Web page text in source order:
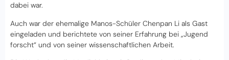
dabei war.
Auch war der ehemalige Manos-Schüler Chenpan Li als Gast
eingeladen und berichtete von seiner Erfahrung bei „Jugend
forscht“ und von seiner wissenschaftlichen Arbeit.